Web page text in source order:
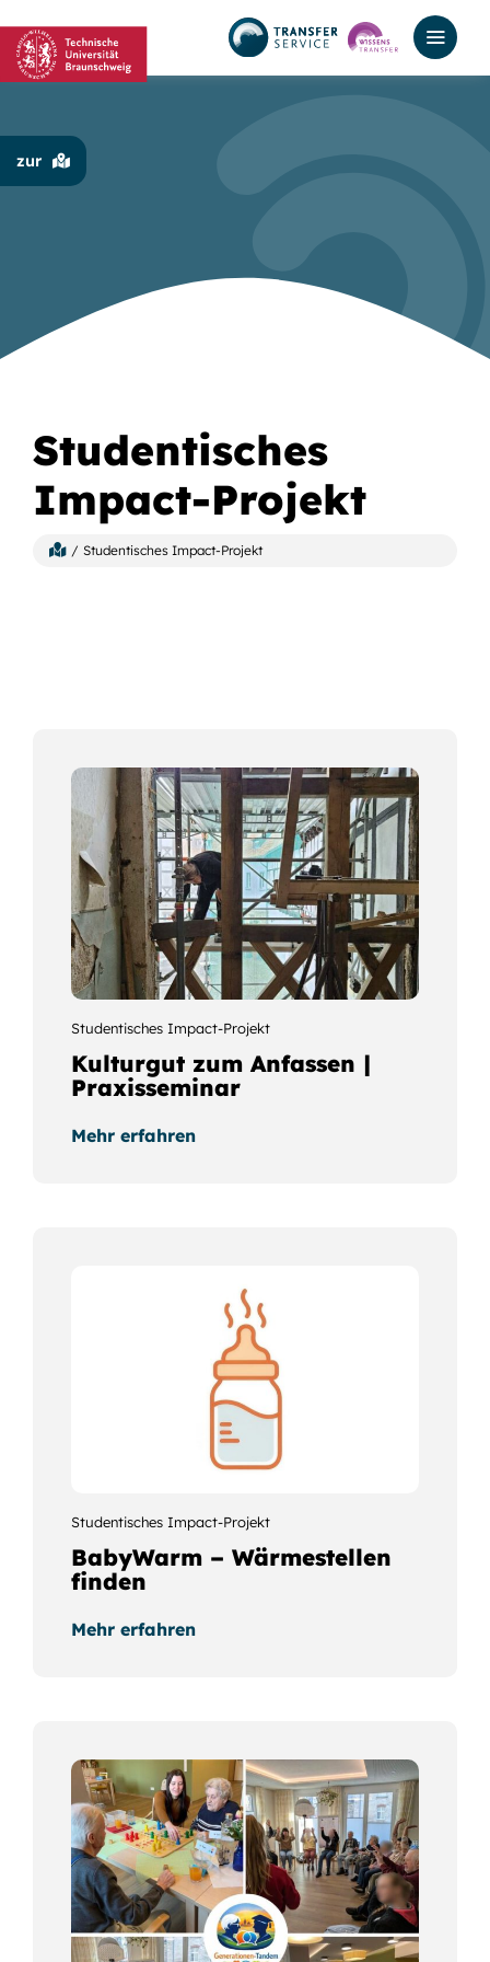
Inhalt
springen
zur
Studentisches
Impact-Projekt
Studentisches Impact-Projekt
Studentisches Impact-Projekt
Kulturgut zum Anfassen |
Praxisseminar
Mehr erfahren
Studentisches Impact-Projekt
BabyWarm – Wärmestellen
finden
Mehr erfahren